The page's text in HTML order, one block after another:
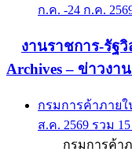
ก.ค. -24 ก.ค.
งานราชการ-รัฐ
Archives – ข่าวงา
กรมการค้าภาย
ส.ค. 2569 รวม
กรมการค้าภาย